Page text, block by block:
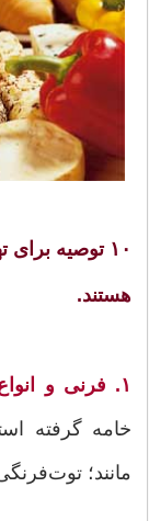
۱۰ توصیه
هستند.
۱. فرنی و انواع توت‌ها:
خامه گرفته
مانند؛